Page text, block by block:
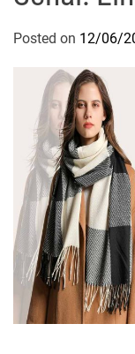
Posted on 12/06/